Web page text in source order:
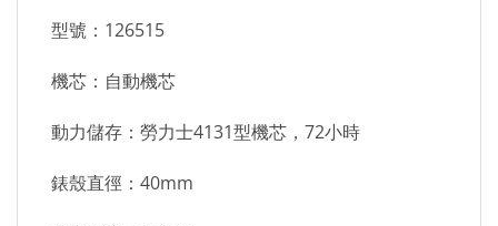
型號：126515
機芯：自動機芯
動力儲存：勞力士4131型機芯，72小時
錶殼直徑：40mm